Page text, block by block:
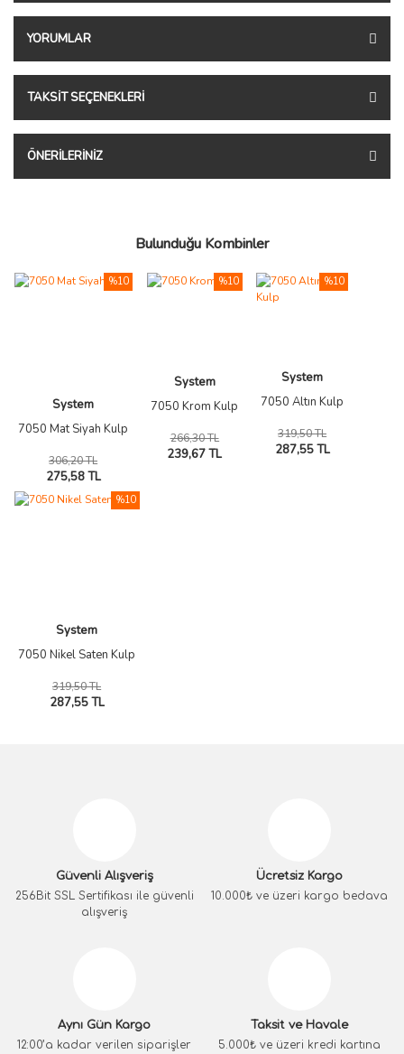
YORUMLAR
TAKSIT SEÇENEKLERI
ÖNERILERINIZ
Bulunduğu Kombinler
System
7050 Mat Siyah Kulp
306,20 TL
275,58 TL
%10
System
7050 Krom Kulp
266,30 TL
239,67 TL
%10
System
7050 Altın Kulp
319,50 TL
287,55 TL
%10
System
7050 Nikel Saten Kulp
319,50 TL
287,55 TL
%10
Güvenli Alışveriş
256Bit SSL Sertifikası ile güvenli
alışveriş
Ücretsiz Kargo
10.000₺ ve üzeri kargo bedava
Aynı Gün Kargo
12:00’a kadar verilen siparişler
Taksit ve Havale
5.000₺ ve üzeri kredi kartına